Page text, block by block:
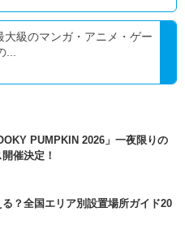
級のマンガ・アニメ・ゲー
...
PUMPKIN 2026」一夜限りの
催決定！
？全国エリア別設置場所ガイド20